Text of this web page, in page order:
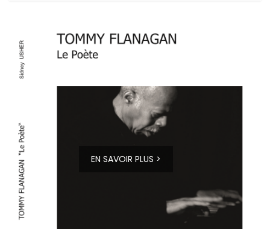
EN SAVOIR PLUS >